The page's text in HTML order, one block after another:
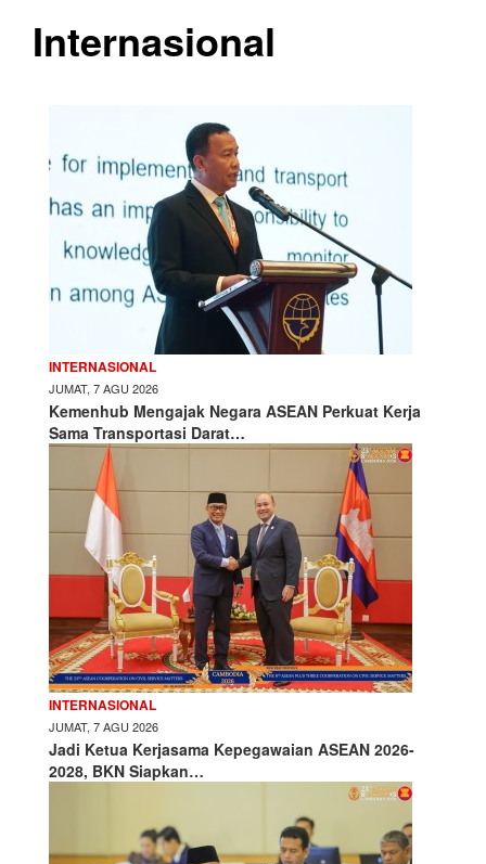
Internasional
INTERNASIONAL
JUMAT, 7 AGU 2026
Kemenhub Mengajak Negara ASEAN Perkuat Kerja
Sama Transportasi Darat…
INTERNASIONAL
JUMAT, 7 AGU 2026
Jadi Ketua Kerjasama Kepegawaian ASEAN 2026-
2028, BKN Siapkan…